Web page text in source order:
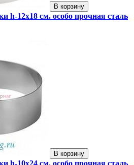
В корзину
h-12х18 см. особо прочная сталь
В корзину
h-10х24 см. особо прочная сталь